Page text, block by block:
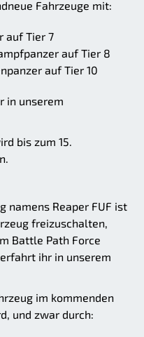
Fahrzeuge mit:
auf Tier 7
auf Tier 8
auf Tier 10
in unserem
bis zum 15.
namens Reaper FUF ist
freizuschalten,
Battle Path Force
ihr in unserem
im kommenden
und zwar durch: